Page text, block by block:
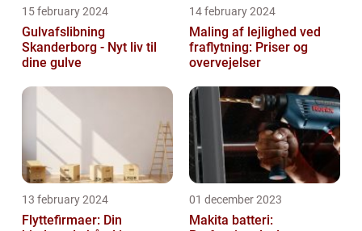
15 february 2024
Gulvafslibning
Skanderborg - Nyt liv til
dine gulve
14 february 2024
Maling af lejlighed ved
fraflytning: Priser og
overvejelser
13 february 2024
Flyttefirmaer: Din
01 december 2023
Makita batteri: